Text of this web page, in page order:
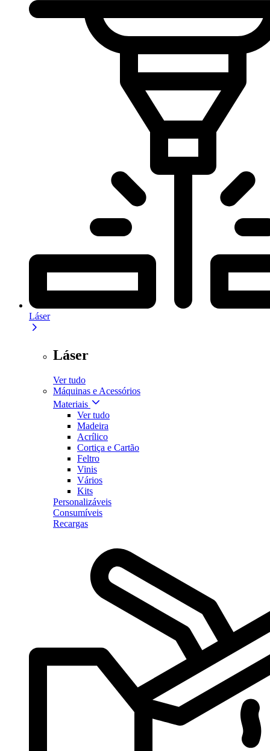
Láser
Láser
Ver tudo
Máquinas e Acessórios
Materiais
Ver tudo
Madeira
Acrílico
Cortiça e Cartão
Feltro
Vinis
Vários
Kits
Personalizáveis
Consumíveis
Recargas